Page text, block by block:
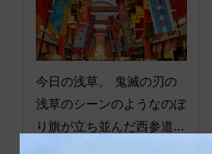
今日の浅草。 鬼滅の刃の
浅草のシーンのようなのぼ
り旗が立ち並んだ西参道...